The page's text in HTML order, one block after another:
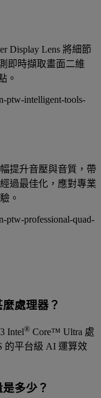
Display Lens 將細節
即時擷取畫面二維
。
提升音壓與音質，帶
過最佳化，應對專業
。
處理器？
Intel® Core™ Ultra 處
的平台級 AI 運算效
多少？